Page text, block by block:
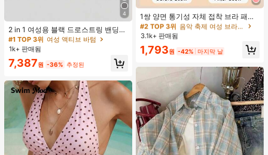
4
2 in 1 여성용 블랙 드로스트링 밴딩
허리 곡선 밑단 캐주얼 러닝 트레이닝
운동 반바지
높은 재방문 고객
#1 TOP 3위 여성 액티브 바텀
높은 재방문 고객
#1 TOP 3위 여성 액티브 바텀
높은 재방문 고객
#1 TOP 3위
여성 액티브 바텀
1k+ 판매됨
7,387원 -36% 추정된
1쌍 양면 통기성 자체 접착 브라 패드,
두꺼워진 삼각형 푸쉬업 디자인, 재사
용 가능, 보이지 않는 비키니 브라 삽
입물, 수영에 적합
#2 TOP 3위
음악 축제 여성 브라 액세서리
거의 매진!
#2 TOP 3위
음악 축제 여성 브라 액세서리
거의 매진!
#2 TOP 3위
음악 축제 여성 브라 액세서리
거의 매진!
#2 TOP 3위
거의 매진!
3.1k+ 판매됨
1,793원 -42% 마지막 날